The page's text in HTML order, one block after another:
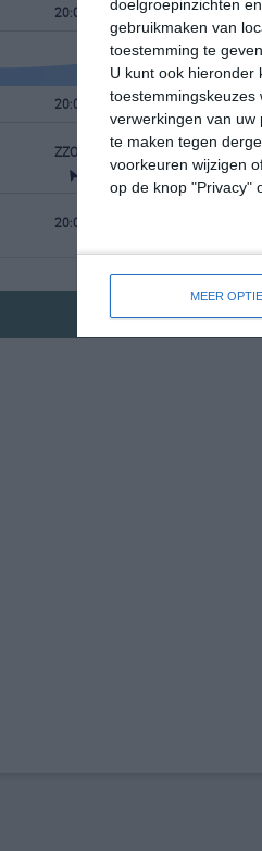
doelgroepinzichten
gebruikmaken van
toestemming te
U kunt ook hieronder
toestemmingskeuzes
verwerkingen van uw
te maken tegen
voorkeuren wijzigen
op de knop "Privacy"
MEER
20:00 23:00
20:00 23:00
ZZO 2 NNW 1
20:00
bekijk de